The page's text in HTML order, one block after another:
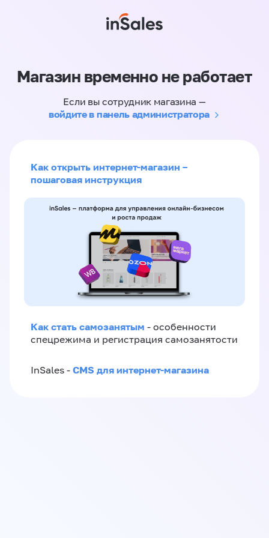
Магазин временно не работает
Если вы сотрудник магазина —
войдите в панель администратора
Как открыть интернет-магазин –
пошаговая инструкция
Как стать самозанятым - особенности
спецрежима и регистрация самозанятости
InSales - CMS для интернет-магазина